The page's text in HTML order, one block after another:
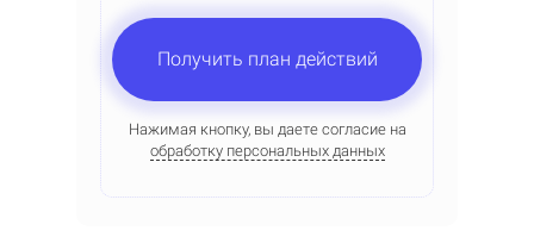
Получить план действий
Нажимая кнопку, вы даете согласие на
обработку персональных данных